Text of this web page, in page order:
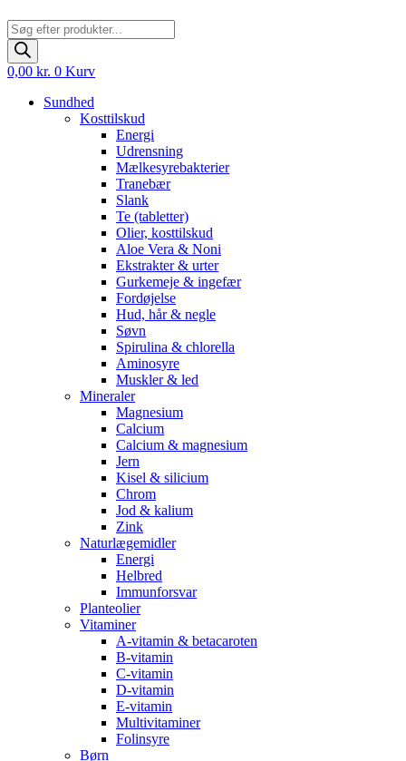
Products
search
0,00 kr. 0 Kurv
Sundhed
Kosttilskud
Energi
Udrensning
Mælkesyrebakterier
Tranebær
Slank
Te (tabletter)
Olier, kosttilskud
Aloe Vera & Noni
Ekstrakter & urter
Gurkemeje & ingefær
Fordøjelse
Hud, hår & negle
Søvn
Spirulina & chlorella
Aminosyre
Muskler & led
Mineraler
Magnesium
Calcium
Calcium & magnesium
Jern
Kisel & silicium
Chrom
Jod & kalium
Zink
Naturlægemidler
Energi
Helbred
Immunforsvar
Planteolier
Vitaminer
A-vitamin & betacaroten
B-vitamin
C-vitamin
D-vitamin
E-vitamin
Multivitaminer
Folinsyre
Børn